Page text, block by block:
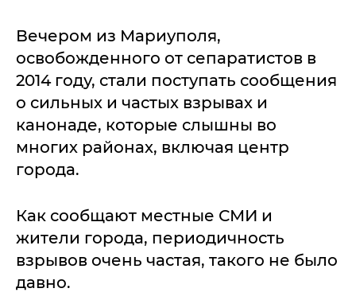
Вечером из Мариуполя,
освобожденного от сепаратистов в
2014 году, стали поступать сообщения
о сильных и частых взрывах и
канонаде, которые слышны во
многих районах, включая центр
города.
Как сообщают местные СМИ и
жители города, периодичность
взрывов очень частая, такого не было
давно.